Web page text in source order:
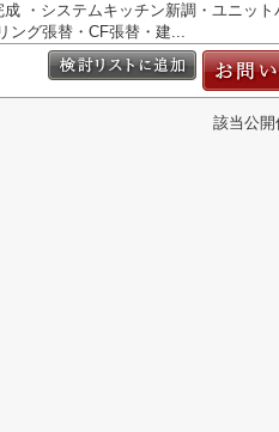
・システムキッチン新調・ユニット
ング張替・CF張替・建...
該当公開